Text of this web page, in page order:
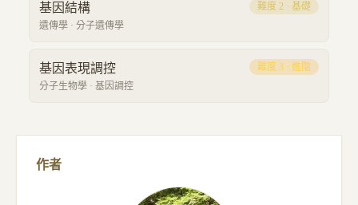
基因結構
遺傳學 · 分子遺傳學
難度 2 · 基礎
基因表現調控
分子生物學 · 基因調控
難度 3 · 進階
作者